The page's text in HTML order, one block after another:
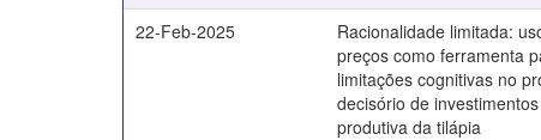
22-Feb-2025
Racionalidade limitada:
preços como ferramenta
limitações cognitivas no
decisório de
produtiva da tilápia